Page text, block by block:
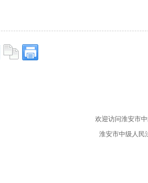
欢迎访问淮安市
淮安市中级人